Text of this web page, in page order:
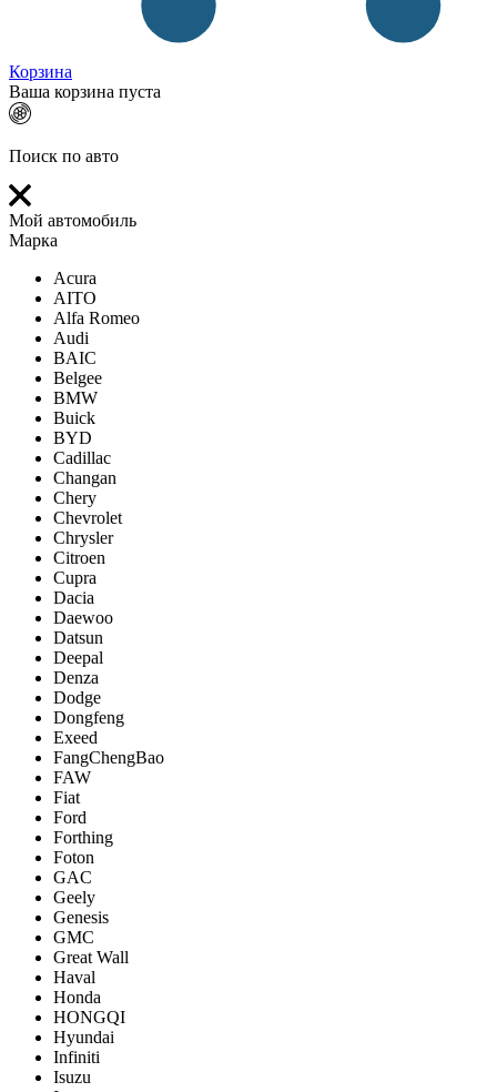
Корзина
Ваша корзина пуста
Поиск по авто
Мой автомобиль
Марка
Acura
AITO
Alfa Romeo
Audi
BAIC
Belgee
BMW
Buick
BYD
Cadillac
Changan
Chery
Chevrolet
Chrysler
Citroen
Cupra
Dacia
Daewoo
Datsun
Deepal
Denza
Dodge
Dongfeng
Exeed
FangChengBao
FAW
Fiat
Ford
Forthing
Foton
GAC
Geely
Genesis
GMC
Great Wall
Haval
Honda
HONGQI
Hyundai
Infiniti
Isuzu